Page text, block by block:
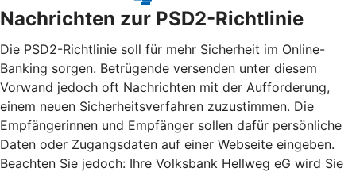
Nachrichten zur PSD2-Richtlinie
Die PSD2-Richtlinie soll für mehr Sicherheit im Online-
Banking sorgen. Betrügende versenden unter diesem
Vorwand jedoch oft Nachrichten mit der Aufforderung,
einem neuen Sicherheitsverfahren zuzustimmen. Die
Empfängerinnen und Empfänger sollen dafür persönliche
Daten oder Zugangsdaten auf einer Webseite eingeben.
Beachten Sie jedoch: Ihre Volksbank Hellweg eG wird Sie